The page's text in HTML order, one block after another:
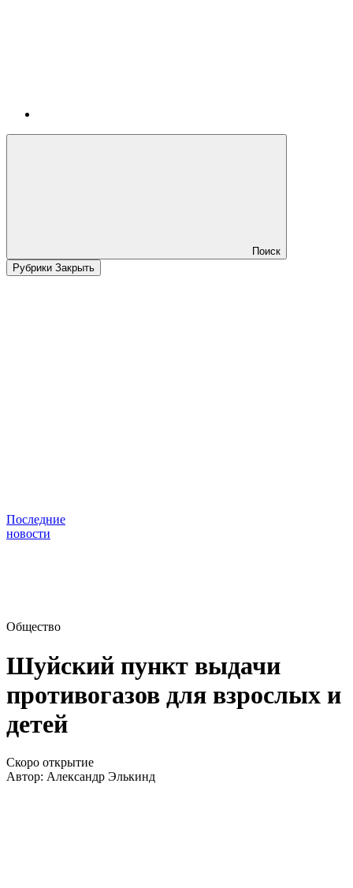
Поиск
Рубрики Закрыть
Последние
новости
Общество
Шуйский пункт выдачи
противогазов для взрослых и
детей
Скоро открытие
Автор: Александр Элькинд